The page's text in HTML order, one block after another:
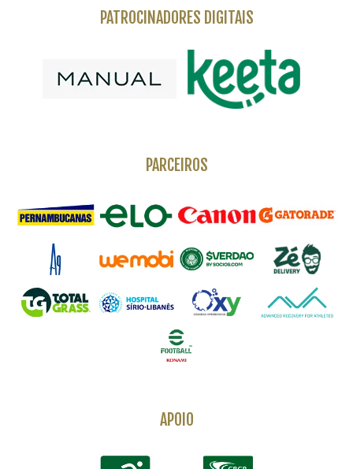
PATROCINADORES DIGITAIS
PARCEIROS
APOIO